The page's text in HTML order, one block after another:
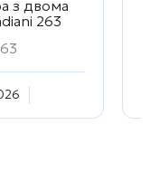
з двома
263